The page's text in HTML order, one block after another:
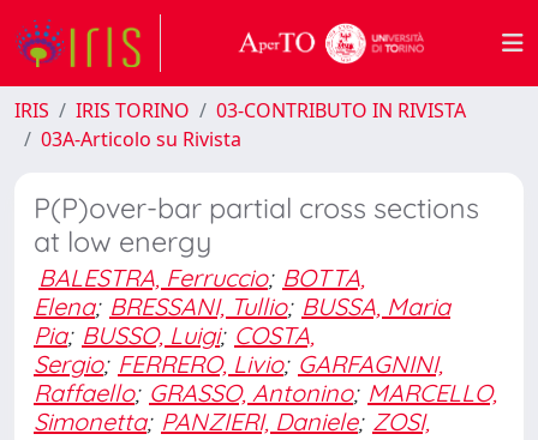
IRIS IRIS TORINO
03-CONTRIBUTO IN RIVISTA
03A-Articolo su Rivista
P(P)over-bar partial cross sections
at low energy
BALESTRA, Ferruccio; BOTTA,
Elena; BRESSANI, Tullio; BUSSA, Maria
Pia; BUSSO, Luigi; COSTA,
Sergio; FERRERO, Livio; GARFAGNINI,
Raffaello; GRASSO, Antonino; MARCELLO,
Simonetta; PANZIERI, Daniele; ZOSI,